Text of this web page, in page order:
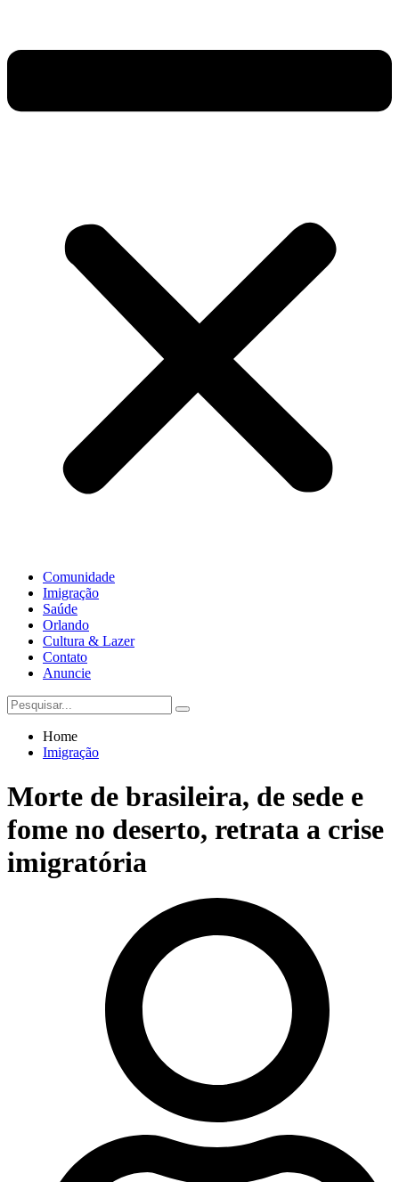
Comunidade
Imigração
Saúde
Orlando
Cultura & Lazer
Contato
Anuncie
Home
Imigração
Morte de brasileira, de sede e
fome no deserto, retrata a crise
imigratória